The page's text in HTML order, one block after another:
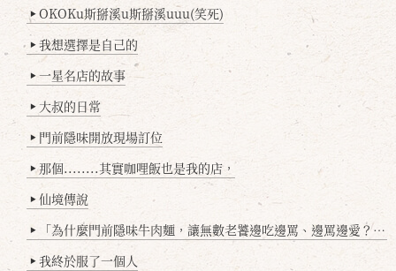
▶ OKOKu斯掰溪u斯掰溪uuu(笑死)
▶ 我想選擇是自己的
▶ 一星名店的故事
▶ 大叔的日常
▶ 門前隱味開放現場訂位
▶ 那個........其實咖哩飯也是我的店，
▶ 仙境傳說
▶ 「為什麼門前隱味牛肉麵，讓無數老饕邊吃邊罵、邊罵邊愛？小辣雞揭密！」
▶ 我終於服了一個人